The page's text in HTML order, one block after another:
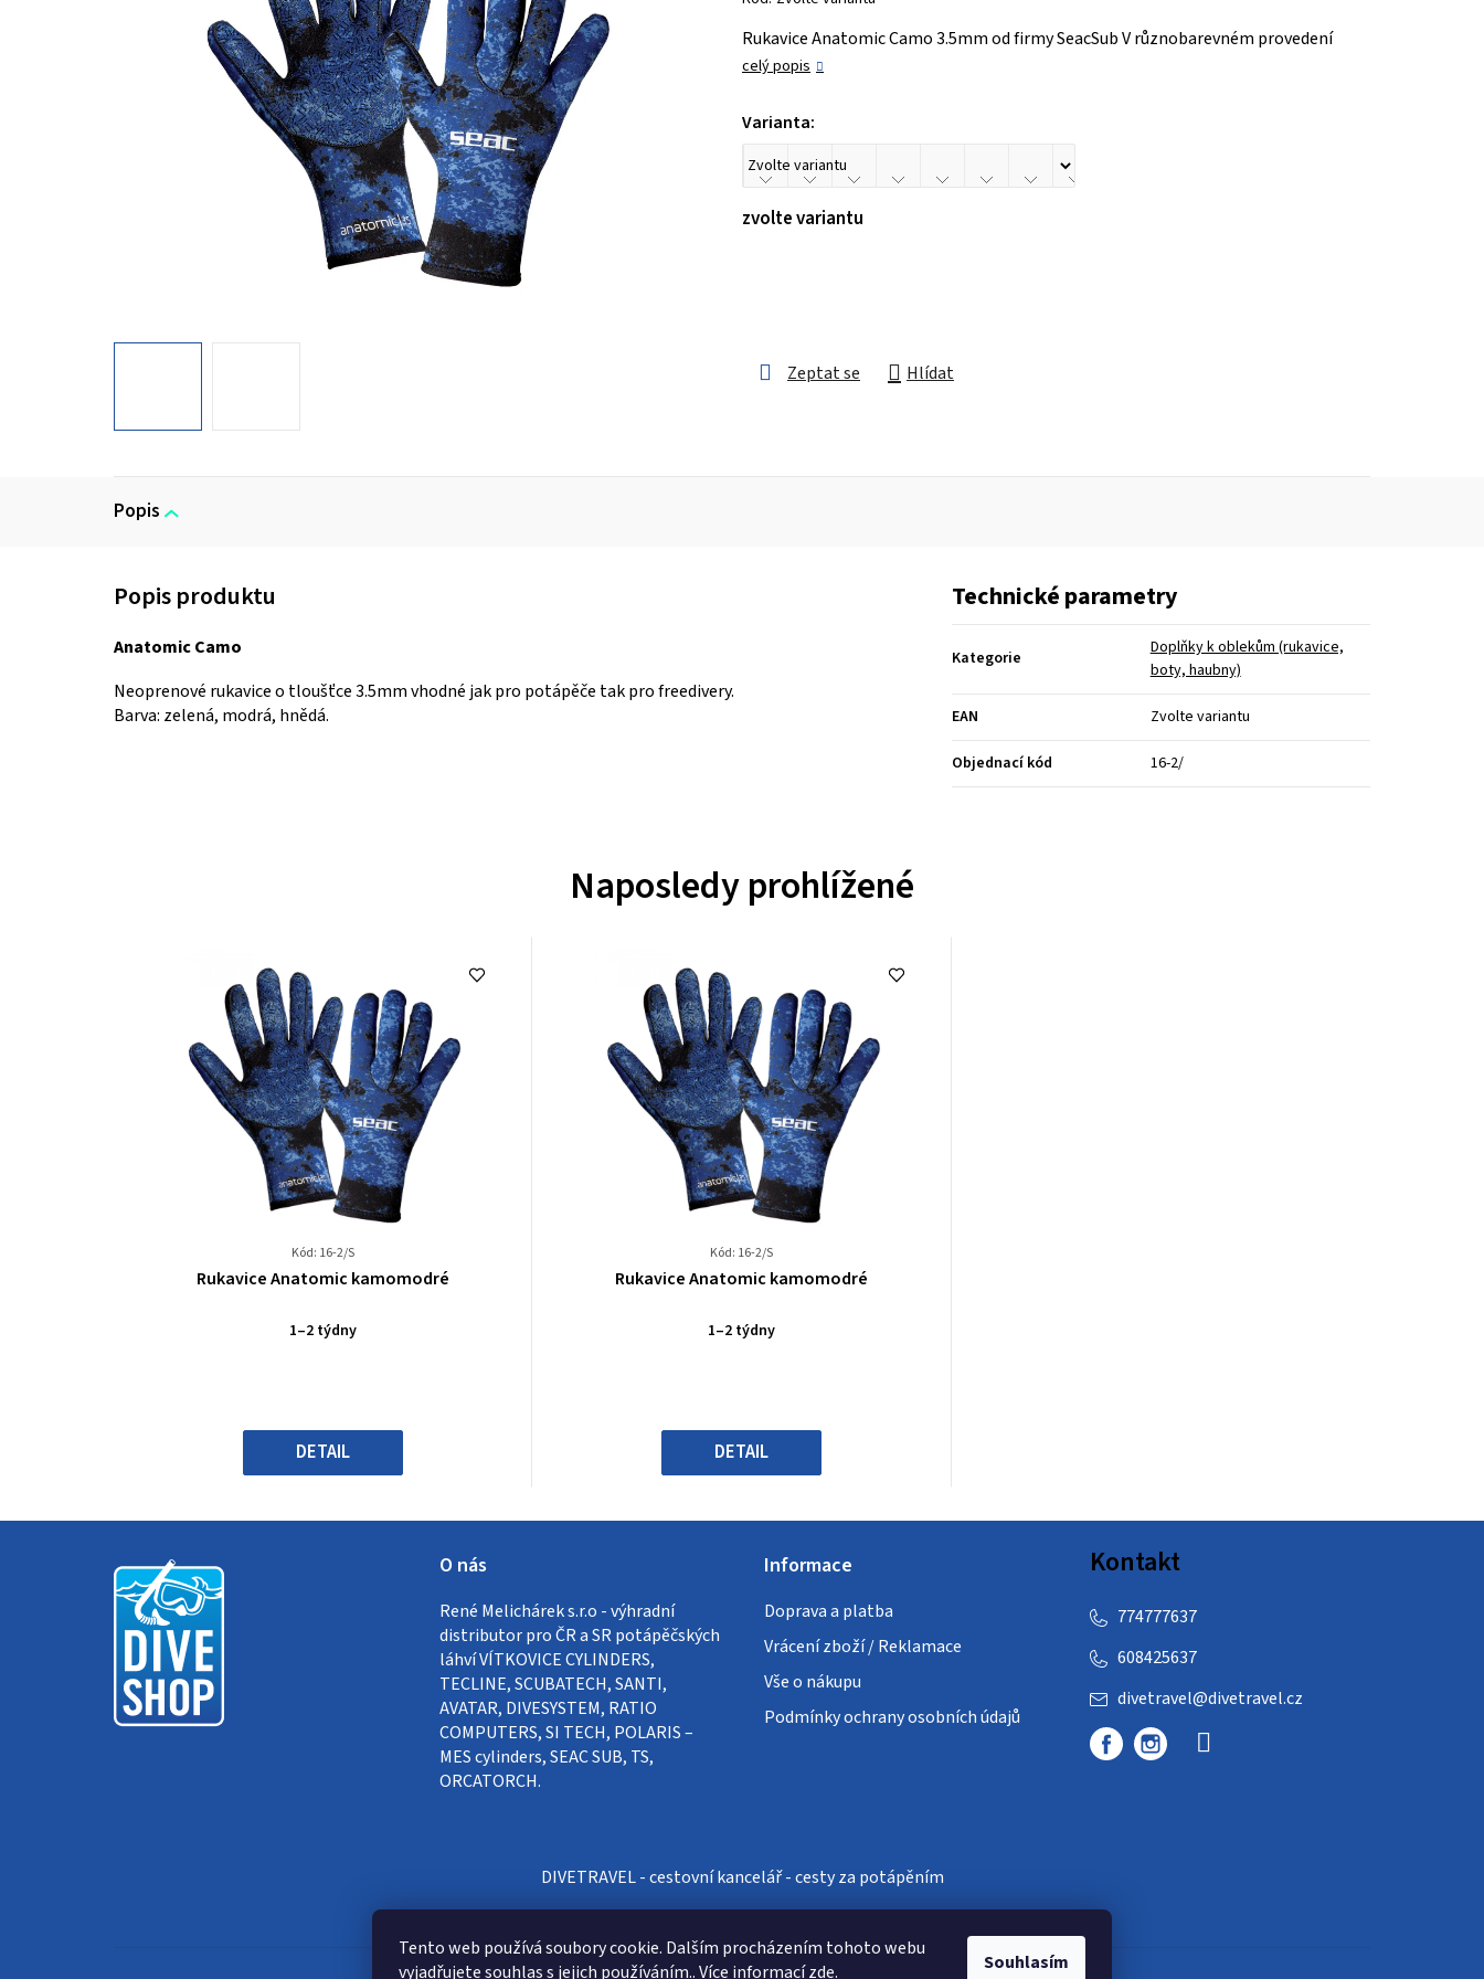
Tento web používá soubory cookie. Dalším procházením tohoto webu
vyjadřujete souhlas s jejich používáním.. Více informacízde. Souhlasím
0,0
z 5
Rukavice Anatomic Camo 3.5mm od firmy SeacSub V různobarevném provedení
celý popis
Varianta:
zvolte variantu
Zeptat se Hlídat
Popis
Anatomic Camo
Neoprenové rukavice o tloušťce 3.5mm vhodné jak pro potápěče tak pro freedivery.
Barva: zelená, modrá, hnědá.
Technické parametry
Kategorie
Doplňky k oblekům (rukavice,
boty, haubny)
EAN Zvolte variantu
Objednací kód 16-2/
Naposledy prohlížené
Kód: 16-2/S
Průměrné
produktu
5
hvězdiček.
Rukavice Anatomic kamomodré
1–2 týdny
DETAIL
Kód: 16-2/S
Průměrné
produktu
5
hvězdiček.
Rukavice Anatomic kamomodré
1–2 týdny
DETAIL
O nás
René Melichárek s.r.o - výhradní
distributor pro ČR a SR potápěčských
láhví VÍTKOVICE CYLINDERS,
TECLINE, SCUBATECH, SANTI,
AVATAR, DIVESYSTEM, RATIO
COMPUTERS, SI TECH, POLARIS –
MES cylinders, SEAC SUB, TS,
ORCATORCH.
Informace
Doprava a platba
Vrácení zboží / Reklamace
Vše o nákupu
Podmínky ochrany osobních údajů
Kontakt
divetravel@divetravel.cz
608425637
774777637
DIVETRAVEL - cestovní kancelář - cesty za potápěním